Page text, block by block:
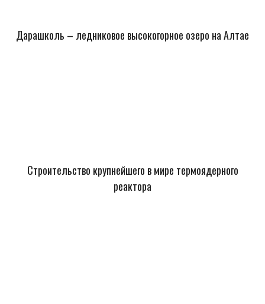
Дарашколь – ледниковое высокогорное озеро на Алтае
Строительство крупнейшего в мире термоядерного
реактора